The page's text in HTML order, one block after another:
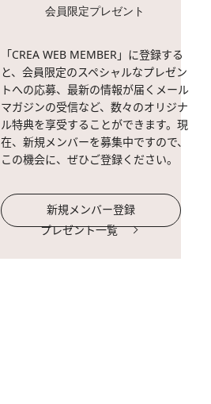
会員限定プレゼント
「CREA WEB MEMBER」に登録する
と、会員限定のスペシャルなプレゼン
トへの応募、最新の情報が届くメール
マガジンの受信など、数々のオリジナ
ル特典を享受することができます。現
在、新規メンバーを募集中ですので、
この機会に、ぜひご登録ください。
新規メンバー登録
プレゼント一覧